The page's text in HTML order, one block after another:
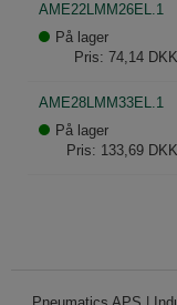
AME22LMM26EL.1
På lager
Pris: 74,14
AME28LMM33EL.1
På lager
Pris: 133,69